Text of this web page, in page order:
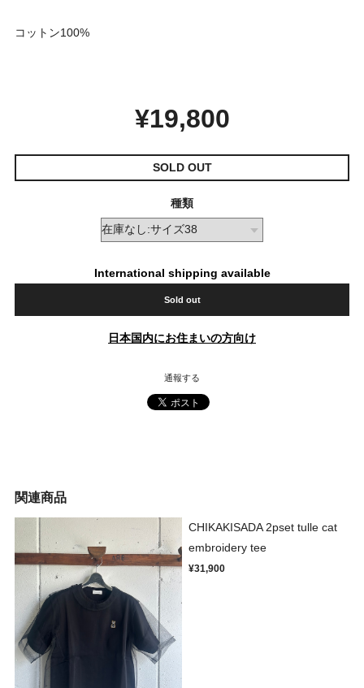
コットン100%
¥19,800
SOLD OUT
種類
International shipping available
Sold out
日本国内にお住まいの方向け
通報する
関連商品
CHIKAKISADA 2pset tulle cat
embroidery tee
¥31,900